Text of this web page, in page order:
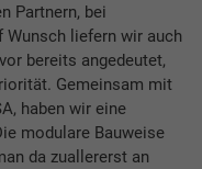
Partnern, bei
Wunsch liefern wir auch
bereits angedeutet,
Gemeinsam mit
haben wir eine
modulare Bauweise
da zuallererst an